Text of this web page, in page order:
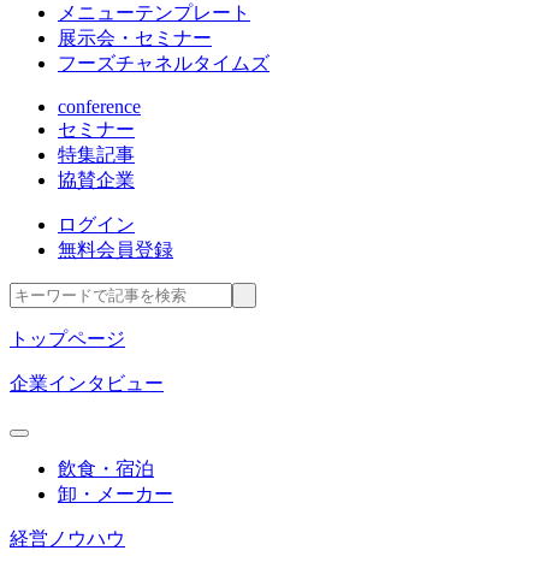
メニューテンプレート
展示会・セミナー
フーズチャネルタイムズ
conference
セミナー
特集記事
協賛企業
ログイン
無料会員登録
トップページ
企業インタビュー
飲食・宿泊
卸・メーカー
経営ノウハウ